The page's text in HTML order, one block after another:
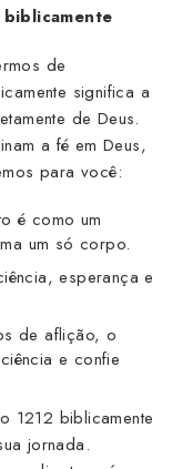
de
significa a
de Deus.
a fé em Deus,
para você:
é como um
um só corpo.
esperança e
de aflição, o
e confie
1212 biblicamente
jornada.